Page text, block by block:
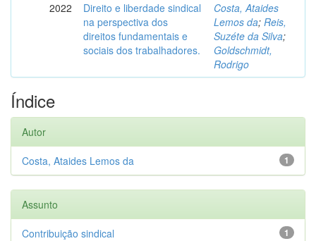
2022
Direito e liberdade sindical
na perspectiva dos
direitos fundamentais e
sociais dos trabalhadores.
Costa, Ataides
Lemos da; Reis,
Suzéte da Silva;
Goldschmidt,
Rodrigo
Índice
Autor
1
Costa, Ataides Lemos da
Assunto
1
Contribuição sindical